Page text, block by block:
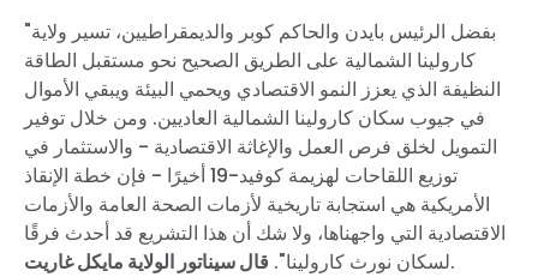
"بفضل الرئيس بايدن والحاكم كوبر والديمقراطيين، تسير ولاية
كارولينا الشمالية على الطريق الصحيح نحو مستقبل الطاقة
النظيفة الذي يعزز النمو الاقتصادي ويحمي البيئة ويبقي الأموال
في جيوب سكان كارولينا الشمالية العاديين. ومن خلال توفير
التمويل لخلق فرص العمل والإغاثة الاقتصادية - والاستثمار في
توزيع اللقاحات لهزيمة كوفيد-19 أخيرًا - فإن خطة الإنقاذ
الأمريكية هي استجابة تاريخية لأزمات الصحة العامة والأزمات
الاقتصادية التي واجهناها، ولا شك أن هذا التشريع قد أحدث فرقًا
لسكان نورث كارولينا". قال سيناتور الولاية مايكل غاريت
.